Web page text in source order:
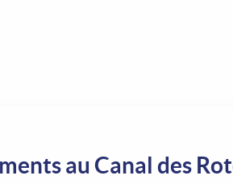
au Canal des